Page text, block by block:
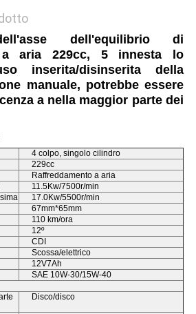
dell'equilibrio di
a aria 229cc, 5 innesta lo
inserita/disinserita della
manuale, potrebbe essere
a nella maggior parte dei
4 colpo, singolo cilindro
229cc
Raffreddamento a aria
11.5Kw/7500r/min
17.0Kw/5500r/min
67mm*65mm
110 km/ora
12º
CDI
Scossa/elettrico
12V7Ah
SAE 10W-30/15W-40
Disco/disco